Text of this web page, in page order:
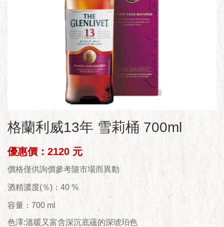
格蘭利威13年 雪莉桶 700ml
優惠價：2120 元
價格僅供詢價參考隨市場而異動
酒精濃度(％)：40 %
容量：700 ml
色澤:溫暖又富含深沉底蘊的深琥珀色